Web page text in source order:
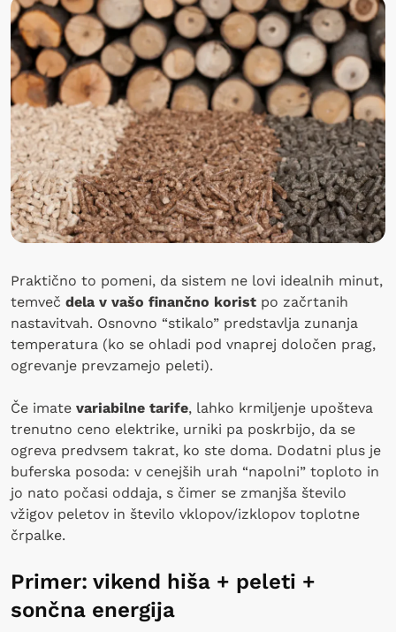
Praktično to pomeni, da sistem ne lovi idealnih minut,
temveč dela v vašo finančno korist po začrtanih
nastavitvah. Osnovno “stikalo” predstavlja zunanja
temperatura (ko se ohladi pod vnaprej določen prag,
ogrevanje prevzamejo peleti).
Če imate variabilne tarife, lahko krmiljenje upošteva
trenutno ceno elektrike, urniki pa poskrbijo, da se
ogreva predvsem takrat, ko ste doma. Dodatni plus je
buferska posoda: v cenejših urah “napolni” toploto in
jo nato počasi oddaja, s čimer se zmanjša število
vžigov peletov in število vklopov/izklopov toplotne
črpalke.
Primer: vikend hiša + peleti +
sončna energija